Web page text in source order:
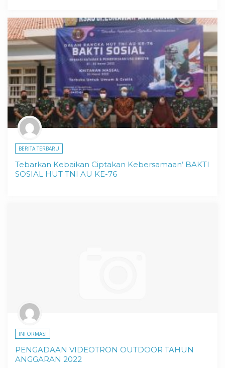
BERITA TERBARU
Tebarkan Kebaikan Ciptakan Kebersamaan’ BAKTI
SOSIAL HUT TNI AU KE-76
INFORMASI
PENGADAAN VIDEOTRON OUTDOOR TAHUN
ANGGARAN 2022